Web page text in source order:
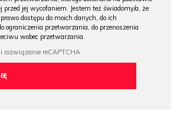
przed jej wycofaniem. Jestem też świadomy/a, że
dostępu do moich danych, do ich
ograniczenia przetwarzania, do przenoszenia
wobec przetwarzania.